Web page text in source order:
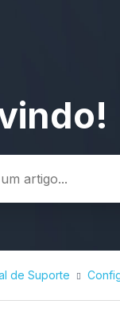
de Suporte